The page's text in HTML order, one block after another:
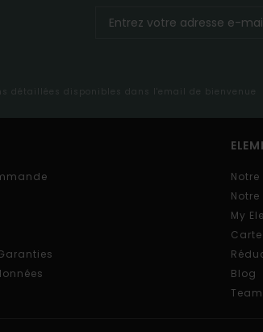
détaillées disponibles dans l'email de bienvenue
My
Blog
Team